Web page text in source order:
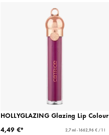
HOLLYGLAZING Glazing Lip Colour
4,49 €*
2,7 ml - 1662,96 € / 1 l